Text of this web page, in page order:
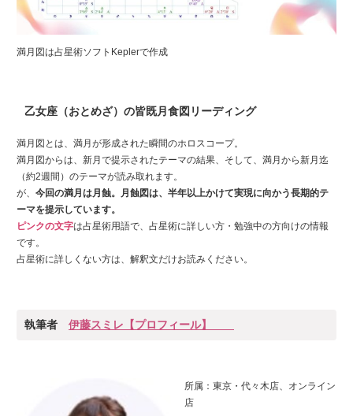
満月図は占星術ソフトKeplerで作成
乙女座（おとめざ）の皆既月食図リーディング
満月図とは、満月が形成された瞬間のホロスコープ。
満月図からは、新月で提示されたテーマの結果、そして、満月から新月迄
（約2週間）のテーマが読み取れます。
が、 今回の満月は月蝕。月蝕図は、半年以上かけて実現に向かう長期的テ
ーマを提示しています。
ピンクの文字は占星術用語で、占星術に詳しい方・勉強中の方向けの情報
です。
占星術に詳しくない方は、解釈文だけお読みください。
執筆者 伊藤スミレ【プロフィール】
所属：東京・代々木店、オンライン
店